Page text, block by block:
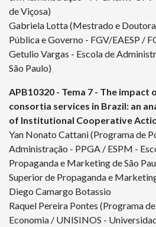
de Viçosa)
Gabriela Lotta (Mestrado e
Pública e Governo - FGV/EAESP /
Getulio Vargas - Escola de
São Paulo)
APB10320 - Tema 7 - The
consortia services in Brazil: an
of Institutional Cooperative
Yan Nonato Cattani (Programa de
Administração - PPGA / ESPM -
Propaganda e Marketing de São
Superior de Propaganda e
Diego Camargo Botassio
Raquel Pereira Pontes (Programa
Economia / UNISINOS -